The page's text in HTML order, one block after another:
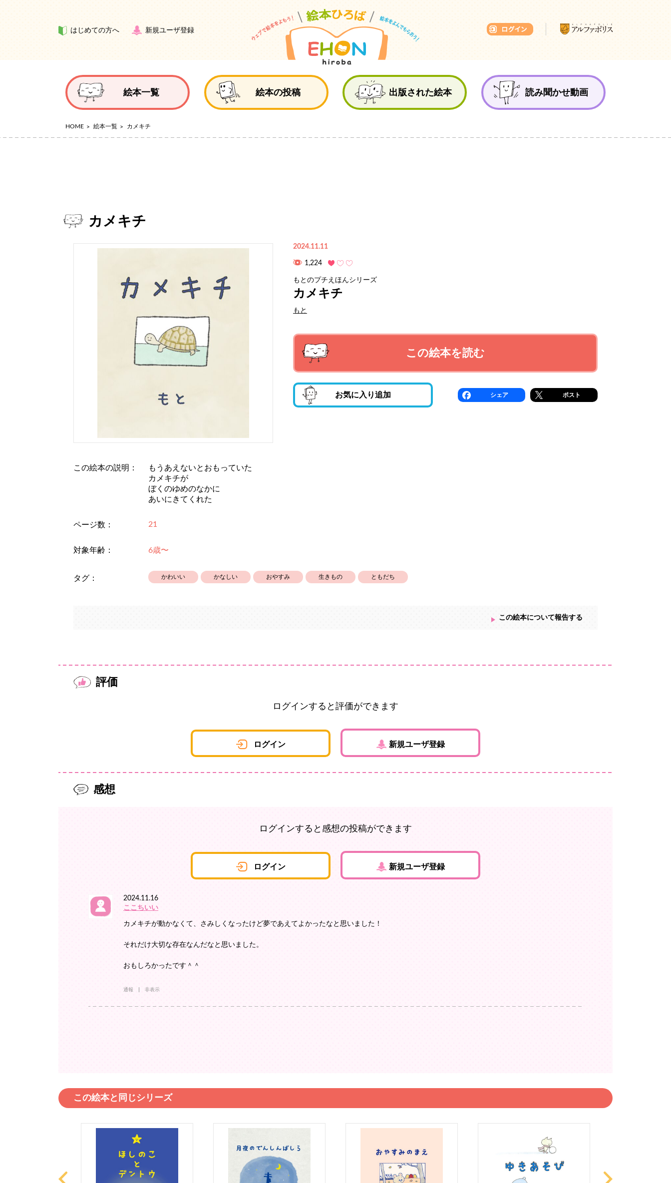
はじめての方へ 新規ユーザ登録
絵本一覧 絵本の投稿 出版された絵本 読み聞かせ動画
HOME 絵本一覧 カメキチ
カメキチ
2024.11.11
1,224
もとのプチえほんシリーズ
カメキチ
もと
この絵本を読む
お気に入り追加 シェア ポスト
この絵本の説明：
もうあえないとおもっていた
カメキチが
ぼくのゆめのなかに
あいにきてくれた
ページ数： 21
対象年齢： 6歳〜
タグ： かわいい かなしい おやすみ 生きもの ともだち
この絵本について報告する
評価
ログインすると評価ができます
ログイン 新規ユーザ登録
感想
ログインすると感想の投稿ができます
ログイン 新規ユーザ登録
2024.11.16
ここちいい
カメキチが動かなくて、さみしくなったけど夢であえてよかったなと思いました！
それだけ大切な存在なんだなと思いました。
おもしろかったです＾＾
通報 非表示
この絵本と同じシリーズ